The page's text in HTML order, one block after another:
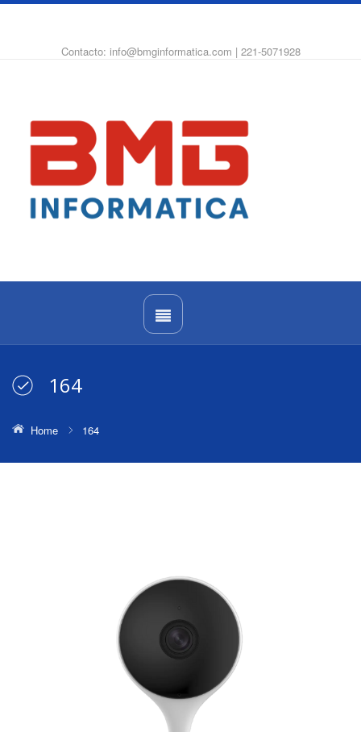
Contacto: info@bmginformatica.com | 221-5071928
164
Home 164